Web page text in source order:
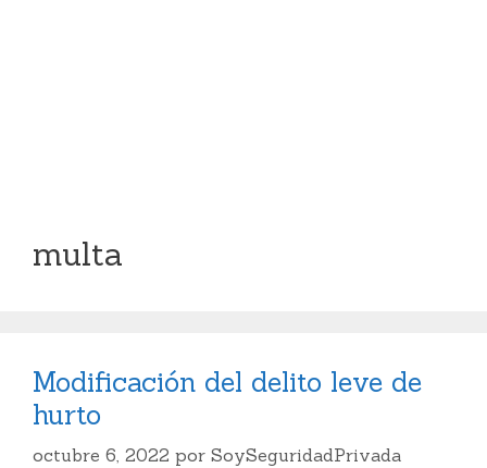
multa
Modificación del delito leve de
hurto
octubre 6, 2022 por SoySeguridadPrivada